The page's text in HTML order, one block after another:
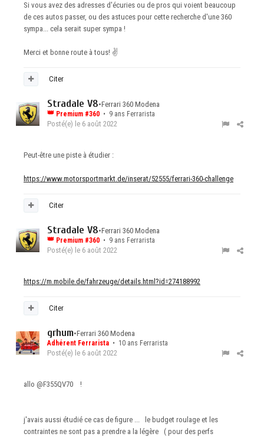
Si vous avez des adresses d'écuries ou de pros qui voient beaucoup
de ces autos passer, ou des astuces pour cette recherche d'une 360
sympa... cela serait super sympa !
Merci et bonne route à tous! ✌️
Citer
Stradale V8•Ferrari 360 Modena
👑 Premium #360 • 9 ans Ferrarista
Posté(e) le 6 août 2022
Peut-être une piste à étudier :
https://www.motorsportmarkt.de/inserat/52555/ferrari-360-challenge
Citer
Stradale V8•Ferrari 360 Modena
👑 Premium #360 • 9 ans Ferrarista
Posté(e) le 6 août 2022
https://m.mobile.de/fahrzeuge/details.html?id=274188992
Citer
grhum•Ferrari 360 Modena
Adhérent Ferrarista • 10 ans Ferrarista
Posté(e) le 6 août 2022
allo @F355QV70 !
j'avais aussi étudié ce cas de figure ... le budget roulage et les
contraintes ne sont pas a prendre a la légère ( pour des perfs